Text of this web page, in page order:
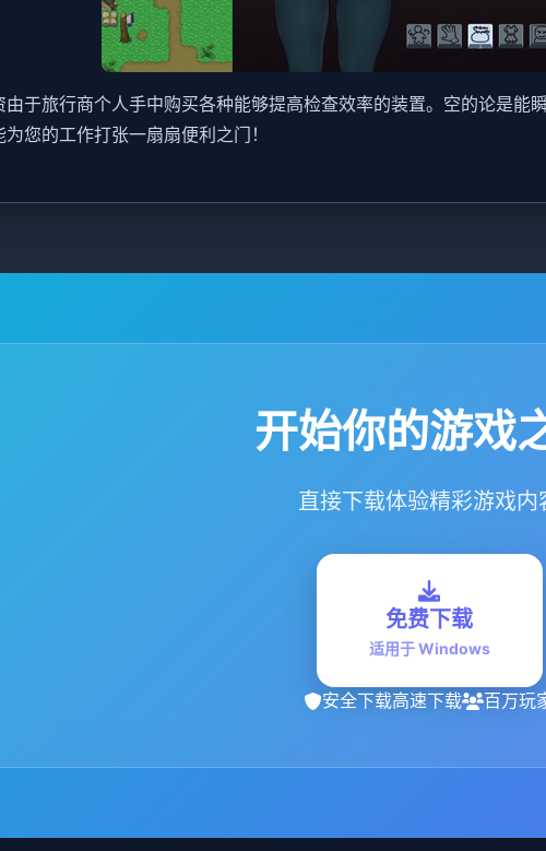
于旅行商个人手中购买各种能够提高检查效率的装置。空的论是能
您的工作打张一扇扇便利之门！
开始你的游戏
直接下载体验精彩游戏内
免费下载
适用于 Windows
安全下载高速下载 百万玩